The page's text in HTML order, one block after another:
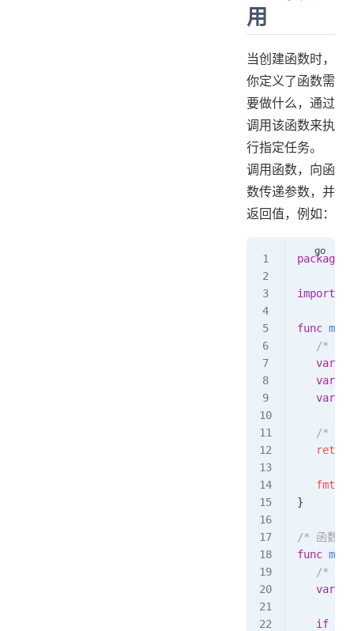
用
当创建函数时，
你定义了函数需
要做什么，通过
调用该函数来执
行指定任务。
调用函数，向函
数传递参数，并
返回值，例如：
package
import
func main
/* 定
   var
   var
   var
/* 调
   ret
   fmt
}
/* 函数定
func max
/* 定
   var
   if